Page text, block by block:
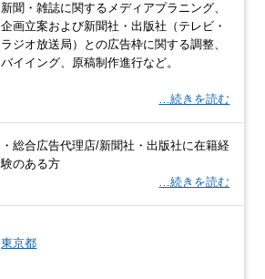
新聞・雑誌に関するメディアプラニング、
企画立案および新聞社・出版社（テレビ・
ラジオ放送局）との広告枠に関する調整、
バイイング、原稿制作進行など。
…続きを読む
・総合広告代理店/新聞社・出版社に在籍経
験のある方
…続きを読む
東京都